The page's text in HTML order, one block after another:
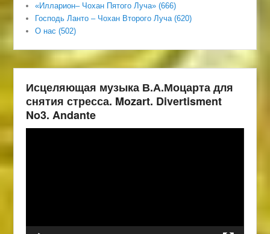
«Илларион– Чохан Пятого Луча» (666)
Господь Ланто – Чохан Второго Луча (620)
О нас (502)
Исцеляющая музыка В.А.Моцарта для
снятия стресса. Mozart. Divertisment
No3. Andante